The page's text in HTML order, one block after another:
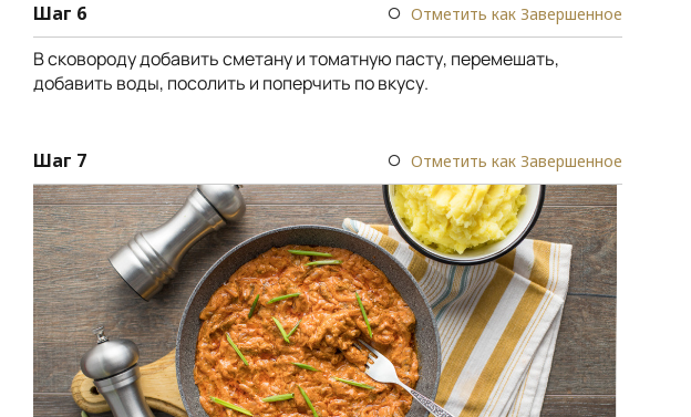
Шаг 6 Отметить как Завершенное
В сковороду добавить сметану и томатную пасту, перемешать,
добавить воды, посолить и поперчить по вкусу.
Шаг 7 Отметить как Завершенное